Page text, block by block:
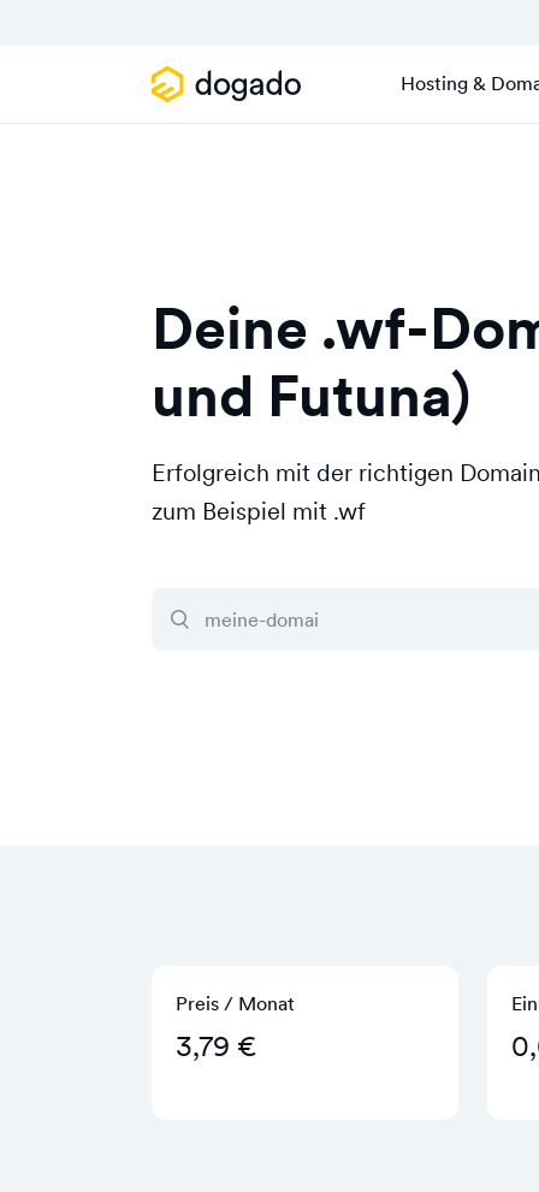
Hosting &
Deine .wf-
und Futuna)
Erfolgreich mit der richtigen
zum Beispiel mit .wf
Preis / Monat
3,79 €